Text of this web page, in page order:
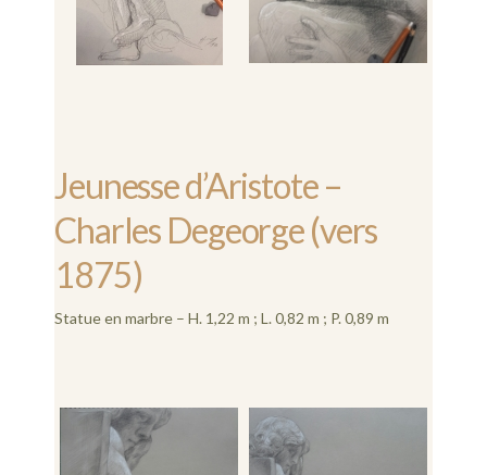
Jeunesse d’Aristote –
Charles Degeorge (vers
1875)
Statue en marbre – H. 1,22 m ; L. 0,82 m ; P. 0,89 m